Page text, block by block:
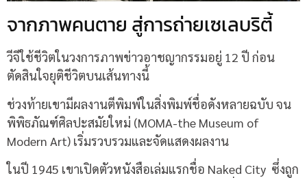
จากภาพคนตาย สู่การถ่ายเซเลบริตี้
วีจีใช้ชีวิตในวงการภาพข่าวอาชญากรรมอยู่ 12 ปี ก่อน
ตัดสินใจยุติชีวิตบนเส้นทางนี้
ช่วงท้ายเขามีผลงานตีพิมพ์ในสิ่งพิมพ์ชื่อดังหลายฉบับ จน
พิพิธภัณฑ์ศิลปะสมัยใหม่ (MOMA-the Museum of
Modern Art) เริ่มรวบรวมและจัดแสดงผลงาน
ในปี 1945 เขาเปิดตัวหนังสือเล่มแรกชื่อ Naked City ซึ่งถูก